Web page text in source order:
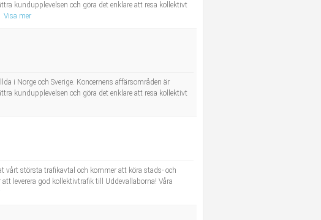
kundupplevelsen och göra det enklare att resa kollektivt
Visa mer
i Norge och Sverige. Koncernens affärsområden är
kundupplevelsen och göra det enklare att resa kollektivt
vårt största trafikavtal och kommer att köra stads- och
leverera god kollektivtrafik till Uddevallaborna! Våra